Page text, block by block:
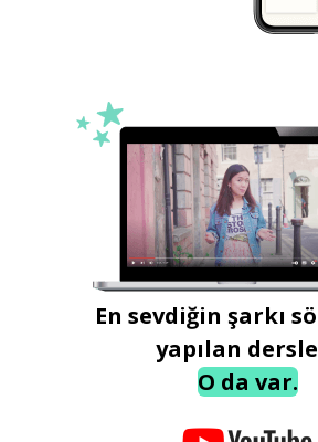
En sevdiğin şarkı
yapılan
O da var.